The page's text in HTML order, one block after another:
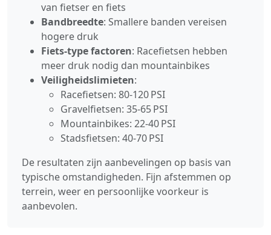
van fietser en fiets
Bandbreedte: Smallere banden vereisen
hogere druk
Fiets‑type factoren: Racefietsen hebben
meer druk nodig dan mountainbikes
Veiligheidslimieten:
Racefietsen: 80‑120 PSI
Gravelfietsen: 35‑65 PSI
Mountainbikes: 22‑40 PSI
Stadsfietsen: 40‑70 PSI
De resultaten zijn aanbevelingen op basis van
typische omstandigheden. Fijn afstemmen op
terrein, weer en persoonlijke voorkeur is
aanbevolen.